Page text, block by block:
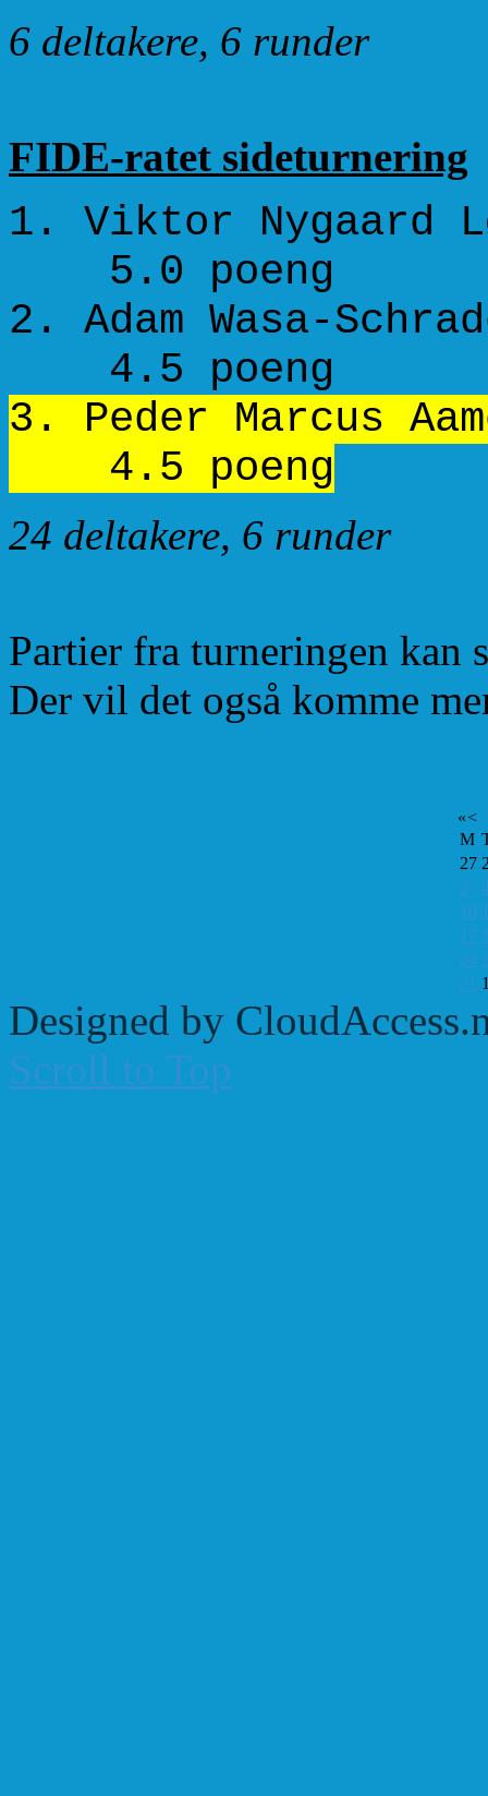
6 deltakere, 6 runder
FIDE-ratet sideturnering
1. Viktor
5.0 poeng
2. Adam Wasa-
4.5 poeng
3. Peder
4.5 poeng
24 deltakere, 6 runder
Partier fra turneringen kan
Der vil det også komme
«<
M
27
3
10
17
24
31
Designed by
Scroll to Top